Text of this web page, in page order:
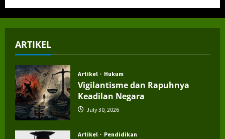
ARTIKEL
Artikel Hukum
Vigilantisme dan Rapuhnya
Keadilan Negara
July 30, 2026
Artikel Pendidikan